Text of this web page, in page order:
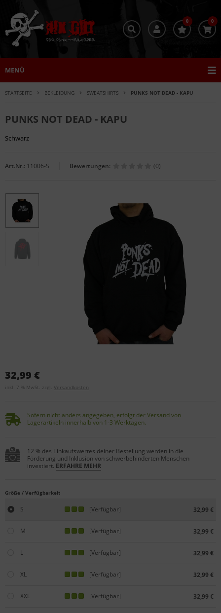
0 0
MENÜ
STARTSEITE BEKLEIDUNG SWEATSHIRTS PUNKS NOT DEAD - KAPU
PUNKS NOT DEAD - KAPU
Schwarz
Art.Nr.: 11006-S Bewertungen: (0)
32,99 €
inkl. 7 % MwSt. zzgl. Versandkosten
Sofern nicht anders angegeben, erfolgt der Versand von
Lagerartikeln innerhalb von 1-3 Werktagen.
12 % des Einkaufswertes deiner Bestellung werden in die
Förderung und Inklusion von schwerbehinderten Menschen
investiert. ERFAHRE MEHR
Größe / Verfügbarkeit
S [Verfügbar] 32,99 €
M [Verfügbar] 32,99 €
L [Verfügbar] 32,99 €
XL [Verfügbar] 32,99 €
XXL [Verfügbar] 32,99 €